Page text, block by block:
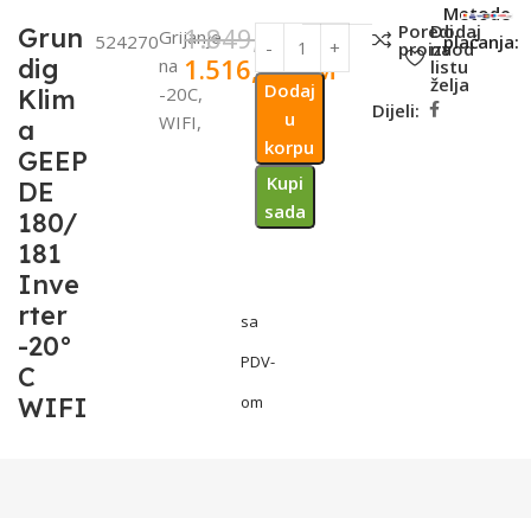
Grun
dig
Klim
a
GEEP
DE
180/
181
Inve
rter
-20°
C
WIFI
524270Grijanje
na
-20C,
WIFI,
1.849,00 KM
1.516,18KM
sa
PDV-
om
Dodaj
u
korpu
Kupi
sada
Poredi
proizvod
Dodaj
na
listu
želja
Dijeli:
Metode
plaćanja: